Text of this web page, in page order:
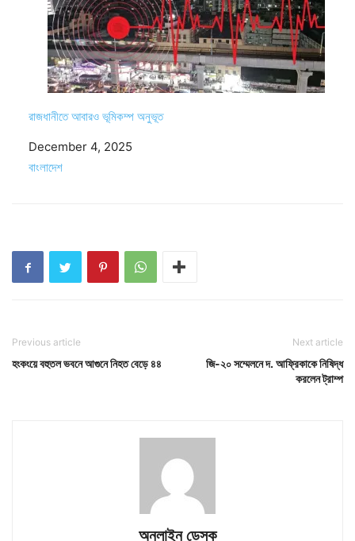
রাজধানীতে আবারও ভূমিকম্প অনুভূত
Date
December 4, 2025
In relation to
বাংলাদেশ
Previous article
হংকংয়ে বহুতল ভবনে আগুনে নিহত বেড়ে ৪৪
Next article
জি-২০ সম্মেলনে দ. আফ্রিকাকে নিষিদ্ধ
করলেন ট্রাম্প
অনলাইন ডেস্ক